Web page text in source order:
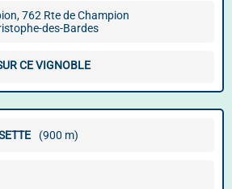
762 Rte de Champion
des-Bardes
CE VIGNOBLE
(900 m)